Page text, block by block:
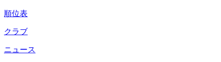
順位表
クラブ
ニュース